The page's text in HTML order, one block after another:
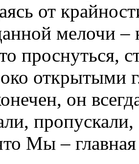
от
мелочи –
проснуться,
открытыми
он
Мы – главная